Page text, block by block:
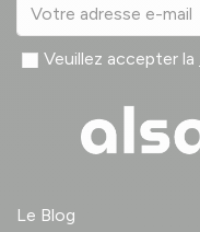
Veuillez accepter la
Le Blog